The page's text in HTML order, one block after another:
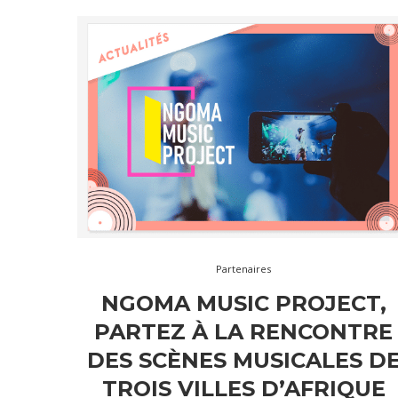
Partenaires
NGOMA MUSIC PROJECT,
PARTEZ À LA RENCONTRE
DES SCÈNES MUSICALES
TROIS VILLES D’AFRIQUE